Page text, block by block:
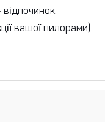
вашої пилорами).